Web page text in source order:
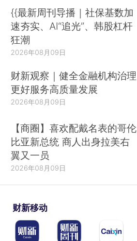
{{最新周刊导播｜社保基数加
速夯实、AI“追光”、韩股杠杆
狂潮
2026年08月09日
财新观察｜健全金融机构治理
更好服务高质量发展
2026年08月09日
【商圈】喜欢配戴名表的哥伦
比亚新总统 商人出身拉美右
翼又一员
2026年08月09日
财新移动